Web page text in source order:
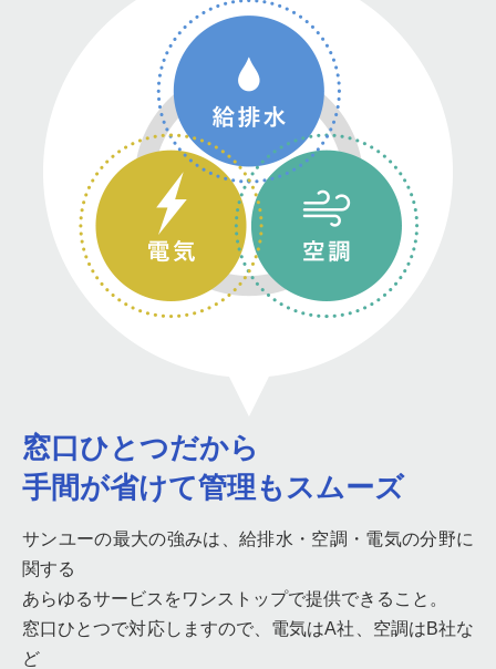
窓口ひとつだから
手間が省けて管理もスムーズ
サンユーの最大の強みは、給排水・空調・電気の分野に
関する
あらゆるサービスをワンストップで提供できること。
窓口ひとつで対応しますので、電気はA社、空調はB社な
ど